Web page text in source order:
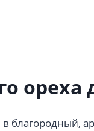
ореха
благородный,